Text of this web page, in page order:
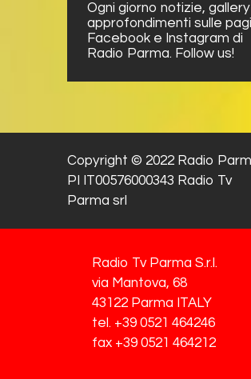
Ogni giorno notizie,
approfondimenti sulle
Facebook e Instagram di
Radio Parma. Follow us!
Copyright © 2022 Radio
PI IT00576000343 Radio Tv
Parma srl
Radio Tv Parma S.r.l.
via Mantova, 68
43122 Parma ITALY
tel. +39 0521 464246
fax +39 0521 464212